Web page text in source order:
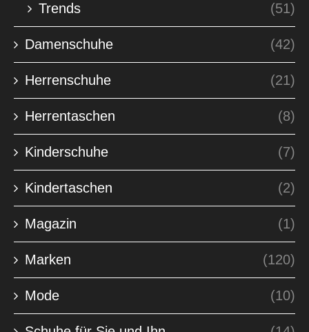
Trends (51)
Damenschuhe (42)
Herrenschuhe (21)
Herrentaschen (8)
Kinderschuhe (7)
Kindertaschen (2)
Magazin (1)
Marken (120)
Mode (10)